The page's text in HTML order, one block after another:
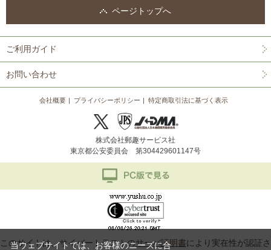
ページトップへ
ご利用ガイド
お問い合わせ
会社概要 プライバシーポリシー 特定商取引法に基づく表示
株式会社郵趣サービス社
東京都公安委員会 第304429601147号
このサイトは、サイバートラストのサーバ証明書により実在性が認証さ
当ウェブサイトでは、お客様のニーズに合